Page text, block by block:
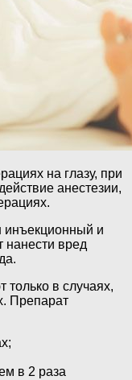
на глазу, при
анестезии,
и
нанести вред
в случаях,
Препарат
в 2 раза